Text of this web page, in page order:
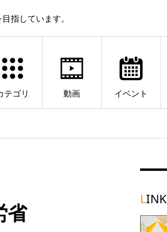
指しています。
テゴリ 動画 イベント
省
LINK